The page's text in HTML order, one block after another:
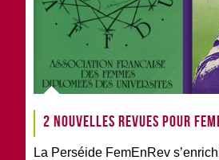
2 nouvelles revues pour
La Perséide FemEnRev